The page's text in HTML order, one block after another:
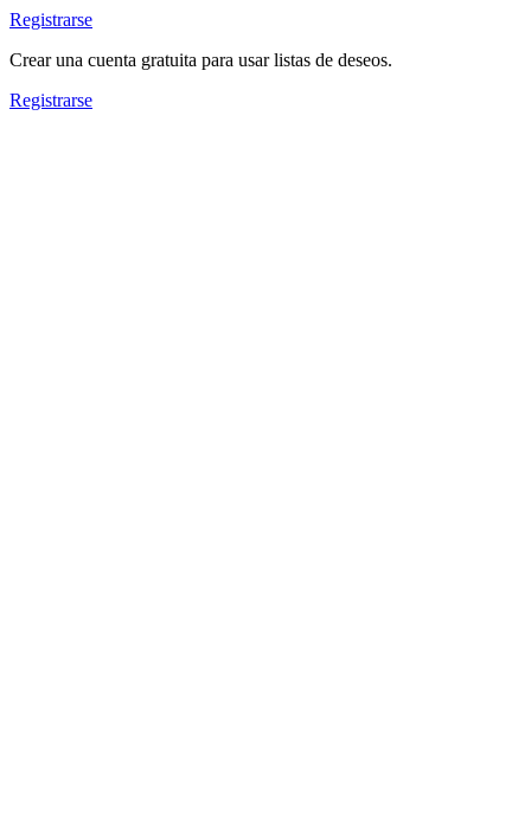
Registrarse
Crear una cuenta gratuita para usar listas de deseos.
Registrarse